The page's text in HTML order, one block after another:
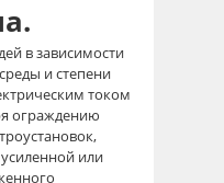
в зависимости
и степени
током
ограждению
или